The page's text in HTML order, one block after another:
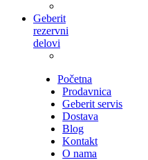
Geberit
rezervni
delovi
Početna
Prodavnica
Geberit servis
Dostava
Blog
Kontakt
O nama